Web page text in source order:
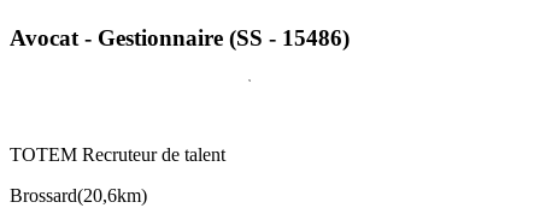
Avocat - Gestionnaire (SS - 15486)
TOTEM Recruteur de talent
Brossard(20,6km)